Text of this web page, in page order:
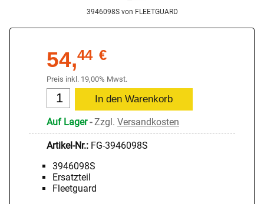
3946098S von FLEETGUARD
54,44 €
Preis inkl. 19,00% Mwst.
Auf Lager-Zzgl. Versandkosten
Artikel-Nr.: FG-3946098S
3946098S
Ersatzteil
Fleetguard